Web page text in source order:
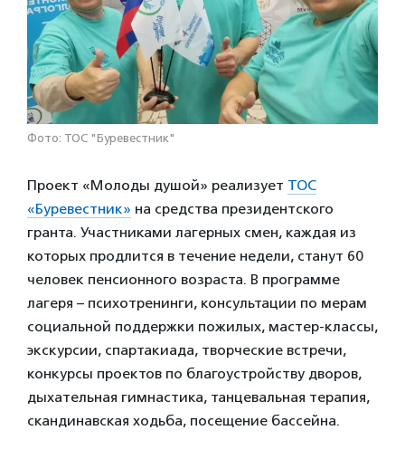
Фото: ТОС "Буревестник"
Проект «Молоды душой» реализует ТОС
«Буревестник» на средства президентского
гранта. Участниками лагерных смен, каждая из
которых продлится в течение недели, станут 60
человек пенсионного возраста. В программе
лагеря – психотренинги, консультации по мерам
социальной поддержки пожилых, мастер-классы,
экскурсии, спартакиада, творческие встречи,
конкурсы проектов по благоустройству дворов,
дыхательная гимнастика, танцевальная терапия,
скандинавская ходьба, посещение бассейна.